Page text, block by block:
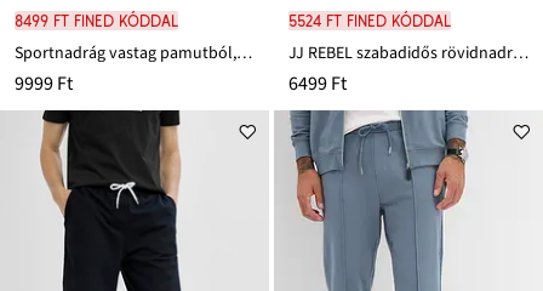
8499 Ft FINED kóddal
Sportnadrág vastag pamutból, Loose Fit
9999 Ft
5524 Ft FINED kóddal
JJ REBEL szabadidős rövidnadrág, Regular Fit
6499 Ft